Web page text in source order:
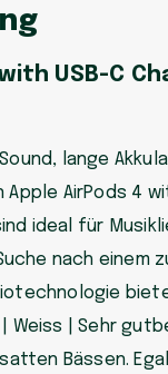
USB-C
lange
AirPods 4
ideal für
nach einem
| Weiss | Sehr
Bässen.